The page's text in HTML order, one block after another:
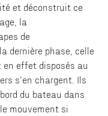
et déconstruit ce
la
de
dernière phase, celle
effet disposés au
s’en chargent. Ils
du bateau dans
mouvement si